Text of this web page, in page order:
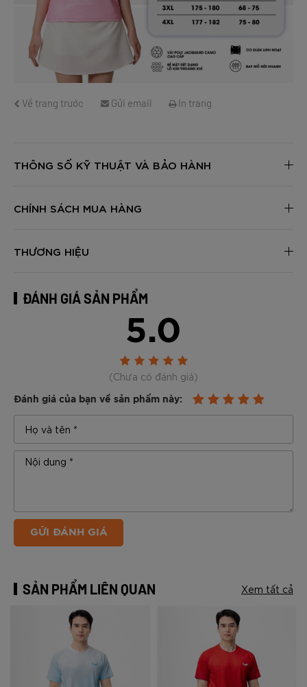
Về trang trước Gửi email In trang
THÔNG SỐ KỸ THUẬT VÀ BẢO HÀNH
CHÍNH SÁCH MUA HÀNG
THƯƠNG HIỆU
ĐÁNH GIÁ SẢN PHẨM
5.0
(Chưa có đánh giá)
Đánh giá của bạn về sản phẩm này:
GỬI ĐÁNH GIÁ
SẢN PHẨM LIÊN QUAN Xem tất cả